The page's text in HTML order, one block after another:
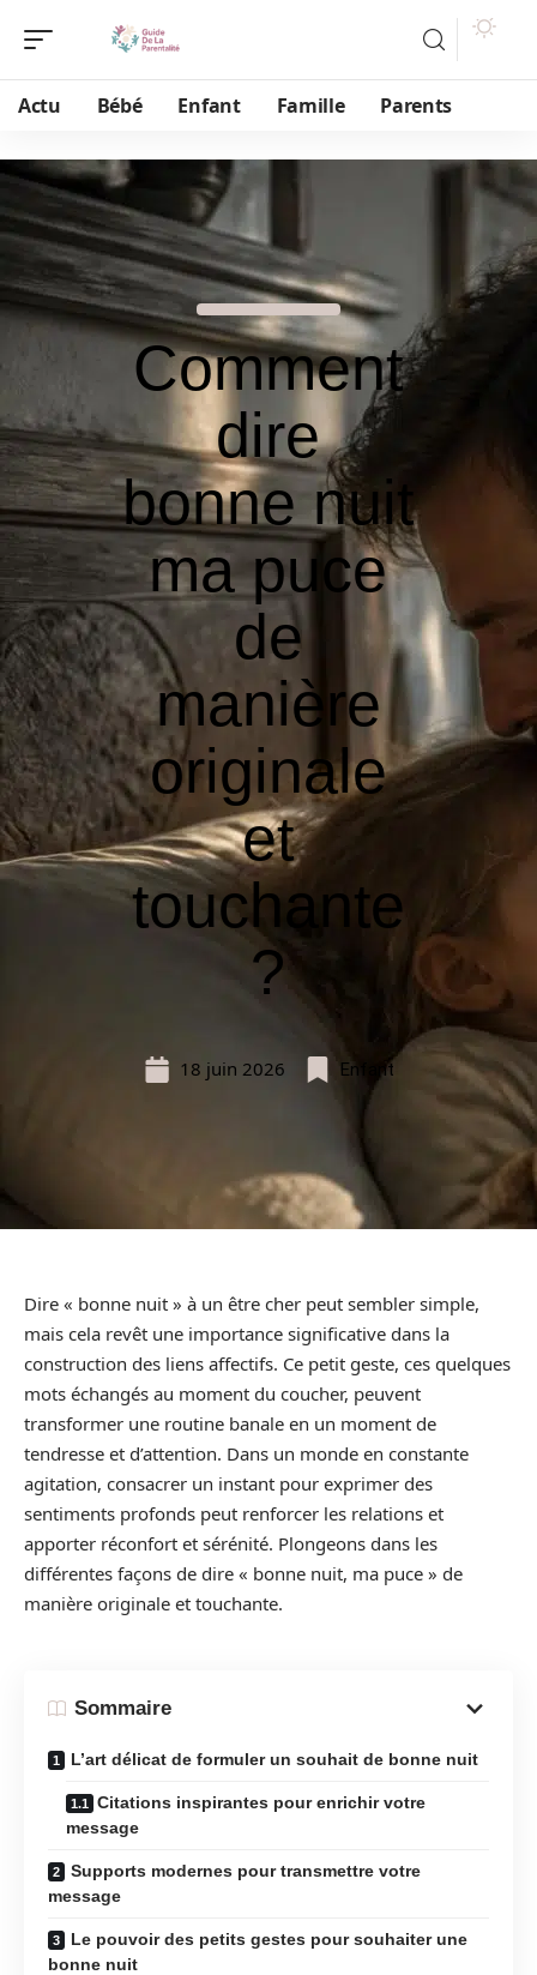
Actu Bébé Enfant Famille Parents
Comment
dire
bonne nuit
ma puce
de
manière
originale
et
touchante
?
18 juin 2026 Enfant
Dire « bonne nuit » à un être cher peut sembler simple,
mais cela revêt une importance significative dans la
construction des liens affectifs. Ce petit geste, ces quelques
mots échangés au moment du coucher, peuvent
transformer une routine banale en un moment de
tendresse et d’attention. Dans un monde en constante
agitation, consacrer un instant pour exprimer des
sentiments profonds peut renforcer les relations et
apporter réconfort et sérénité. Plongeons dans les
différentes façons de dire « bonne nuit, ma puce » de
manière originale et touchante.
Sommaire
L’art délicat de formuler un souhait de bonne nuit
Citations inspirantes pour enrichir votre
message
Supports modernes pour transmettre votre
message
Le pouvoir des petits gestes pour souhaiter une
bonne nuit